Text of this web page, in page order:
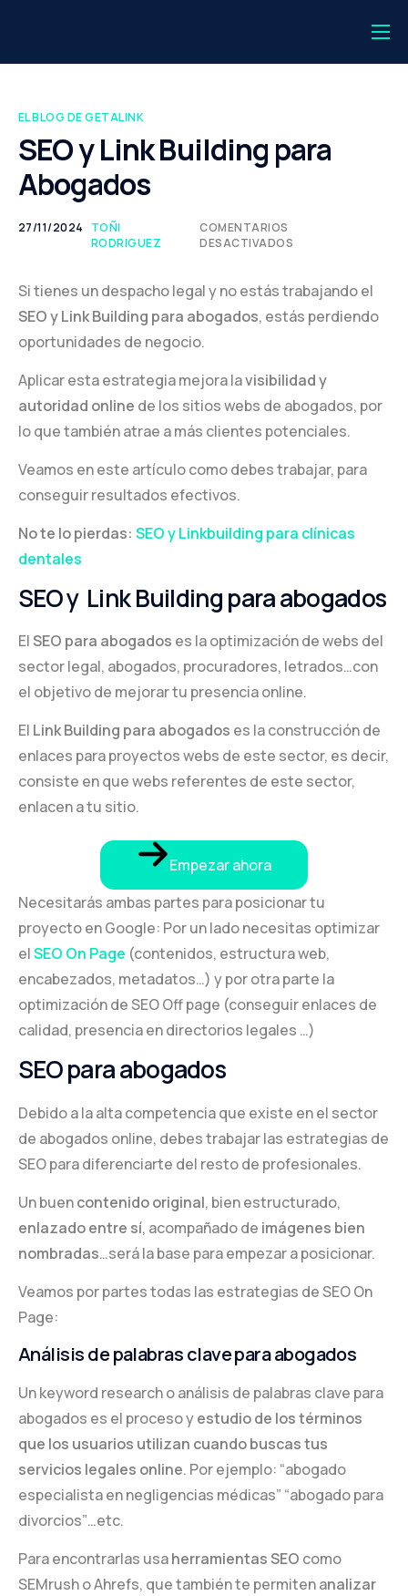
💻 Login
💎 Getalink One
🔗 Backlink Monitor
Periodistas
Aparecer en la IA
Casos de estudio
Sobre nosotros
English
EL BLOG DE GETALINK
SEO y Link Building para
Abogados
27/11/2024
TOÑI
RODRIGUEZ
COMENTARIOS
DESACTIVADOS
Si tienes un despacho legal y no estás trabajando el
SEO y Link Building para abogados, estás perdiendo
oportunidades de negocio.
Aplicar esta estrategia mejora lavisibilidad y
autoridad online de los sitios webs de abogados, por
lo que también atrae a más clientes potenciales.
Veamos en este artículo como debes trabajar, para
conseguir resultados efectivos.
No te lo pierdas: SEO y Linkbuilding para clínicas
dentales
SEO y Link Building para abogados
ElSEO para abogados es la optimización de webs del
sector legal, abogados, procuradores, letrados…con
el objetivo de mejorar tu presencia online.
El Link Building para abogados es la construcción de
enlaces para proyectos webs de este sector, es decir,
consiste en que webs referentes de este sector,
enlacen a tu sitio.
Empezar ahora
Necesitarás ambas partes para posicionar tu
proyecto en Google: Por un lado necesitas optimizar
elSEO On Page (contenidos, estructura web,
encabezados, metadatos…) y por otra parte la
optimización de SEO Off page (conseguir enlaces de
calidad, presencia en directorios legales …)
SEO para abogados
Debido a la alta competencia que existe en el sector
de abogados online, debes trabajar las estrategias de
SEO para diferenciarte del resto de profesionales.
Un buencontenido original, bien estructurado,
enlazado entre sí, acompañado de imágenes bien
nombradas…será la base para empezar a posicionar.
Veamos por partes todas las estrategias de SEO On
Page:
Análisis de palabras clave para abogados
Un keyword research o análisis de palabras clave para
abogados es el proceso yestudio de los términos
que los usuarios utilizan cuando buscas tus
servicios legales online. Por ejemplo: “abogado
especialista en negligencias médicas” “abogado para
divorcios”…etc.
Para encontrarlas usaherramientas SEO como
SEMrush o Ahrefs, que también te permiten analizar